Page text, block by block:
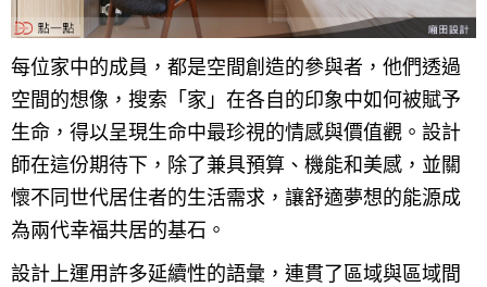
每位家中的成員，都是空間創造的參與者，他們透過
空間的想像，搜索「家」在各自的印象中如何被賦予
生命，得以呈現生命中最珍視的情感與價值觀。設計
師在這份期待下，除了兼具預算、機能和美感，並關
懷不同世代居住者的生活需求，讓舒適夢想的能源成
為兩代幸福共居的基石。
設計上運用許多延續性的語彙，連貫了區域與區域間